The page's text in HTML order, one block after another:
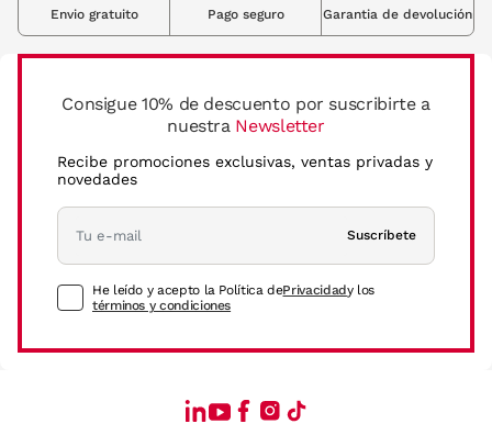
Consigue 10% de descuento por suscribirte a
nuestra Newsletter
Recibe promociones exclusivas, ventas privadas y
novedades
Suscríbete
He leído y acepto la Política dePrivacidady los
términos y condiciones
Envio gratuito Pago seguro Garantia de devolución